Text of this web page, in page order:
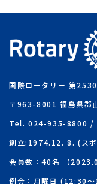
国際ロータリー 第
〒963-8001 福島県郡
Tel. 024-935-8800 /
創立:1974.12. 8. (スポ
会員数：40名 （
例会：月曜日 (12:30